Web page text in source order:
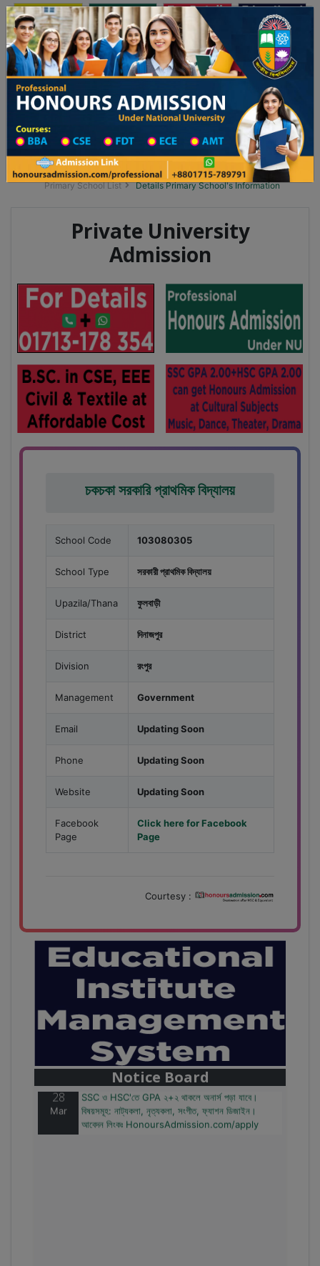
Toggle navigation অনার্স ভর্তি প্রফেশনাল অনার্স
Updates
২৬ শিক্ষাবর্ষের ১ম বর্ষের ভর্তি আবেদন বিজ্ঞপ্তি ঢাকা বিশ্ববিদ্যালয় ২০২৫-২৬ শিক্ষাবর্ষে
Division List
Primary School District Wise
Primary School in ফুলবাড়ী
Primary School List
Details Primary School's Information
Private University
Admission
চকচকা সরকারি প্রাথমিক বিদ্যালয়
School Code 103080305
School Type সরকারী প্রাথমিক বিদ্যালয়
Upazila/Thana ফুলবাড়ী
District দিনাজপুর
Division রংপুর
Management Government
Email Updating Soon
Phone Updating Soon
Website Updating Soon
Facebook
Page
Click here for Facebook
Page
Courtesy :
Notice Board
বাজেটের মধ্যে প্রাইভেট ইউনিভার্সিটিতে অনার্স পড়ার সুযোগ।
২০টির অধিক বিষয়, ৪ বছরে মোট খরচ ২ লক্ষ থেকে ৫ লক্ষ টাকা।
আবেদন লিংকঃ HonoursAdmission.com/apply
28
Mar
SSC ও HSC'তে GPA ২+২ থাকলে অনার্স পড়া যাবে।
বিষয়সমূহ: নাট্যকলা, নৃত্যকলা, সংগীত, ফ্যাশন ডিজাইন।
আবেদন লিংকঃ HonoursAdmission.com/apply